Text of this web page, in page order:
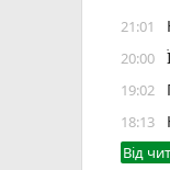
21:01
20:00
19:02
18:13
Від